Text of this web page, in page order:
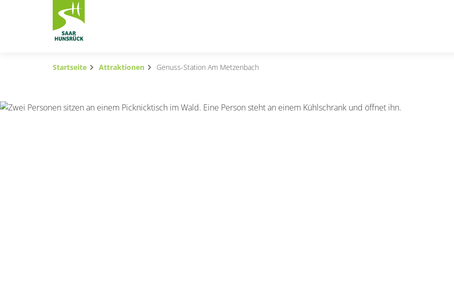
Zum Hauptinhalt springen
Startseite Attraktionen Genuss-Station Am Metzenbach